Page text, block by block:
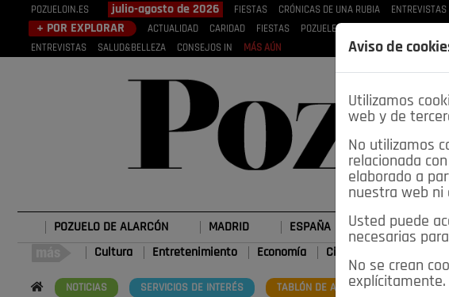
POZUELOIN.ES julio-agosto de 2026 FIESTAS CRÓNICAS DE UNA RUBIA ENTREVISTAS
+ POR EXPLORAR ACTUALIDAD CARIDAD FIESTAS POZUELEROS
ENTREVISTAS
SALUD&BELLEZA CONSEJOS IN MÁS AÚN
POZUELO DE ALARCÓN MADRID ESPAÑA DEPORTES
Cultura Entretenimiento Economía Ciencia&Tecnología
NOTICIAS SERVICIOS DE INTERÉS TABLÓN DE ANUNCIOS MIS
Aviso de
Utilizamos
web y de
No utilizamos
relacionada
elaborado a
nuestra web ni
Usted puede
necesarias
No se crean
explícitamente.